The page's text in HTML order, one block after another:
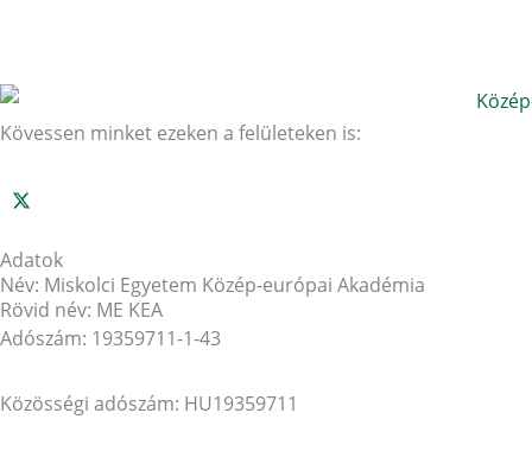
Kövessen minket ezeken a felületeken is:
Adatok
Név: Miskolci Egyetem Közép-európai Akadémia
Rövid név: ME KEA
Adószám: 19359711-1-43
Közösségi adószám: HU19359711